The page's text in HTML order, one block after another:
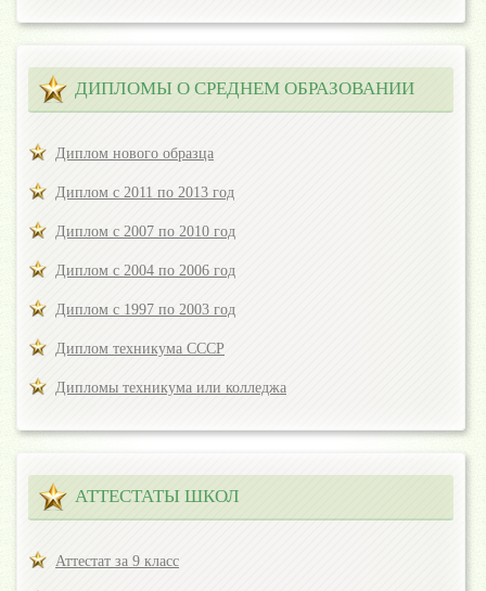
ДИПЛОМЫ О СРЕДНЕМ ОБРАЗОВАНИИ
Диплом нового образца
Диплом с 2011 по 2013 год
Диплом с 2007 по 2010 год
Диплом с 2004 по 2006 год
Диплом с 1997 по 2003 год
Диплом техникума СССР
Дипломы техникума или колледжа
АТТЕСТАТЫ ШКОЛ
Аттестат за 9 класс